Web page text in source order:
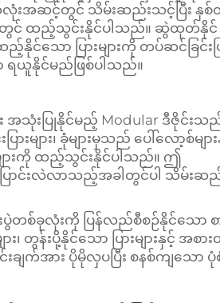
ျက်လုံးအဆင့်တွင် သိမ်းဆည်းသင့်ပြီး နှစ်
တွင် ထည့်သွင်းနိုင်ပါသည်။ ဆွဲထုတ်နိုင်
သော ပြားများကို တပ်ဆင်ခြင်းဖ
ရယူနိုင်မည်ဖြစ်ပါသည်။
အသုံးပြုနိုင်မည့် Modular ဒီဇိုင်းသ
ျား၊ ခုံများမှသည် ပေါ်လော့စ်မျာ
ားကို ထည့်သွင်းနိုင်ပါသည်။ ဤ
ြောင်းလဲလာသည့်အခါတွင်ပါ သိမ်းဆ
တစ်ခုလုံးကို ပြန်လည်စီစဉ်နိုင်သော စ
၊ တွန်းပို့နိုင်သော ပြားများနှင့် အစား
ျက်အား ပိုမိုလှပပြီး စနစ်ကျသော ပုံ